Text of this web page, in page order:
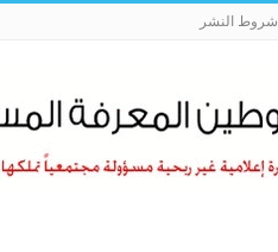
شروط النشر